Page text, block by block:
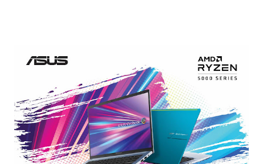
kebutuhan dapur. Tapi ya itu resikonya, mata jadi makin
lama menatap layar karena mesti cek spreadsheet hasil
kerjaan satu per satu, belum lagi ada deadline tulisan yang
sudah mepet harus disetor, ditambah terpapar kipas angin
saat proses pengerjaan deadline dan pengecekan karena
akhir-akhir ini cuaca begitu panas, alhasil membuat mata
makin perih bahkan pegel. Mata juga jadi mengalami sepet